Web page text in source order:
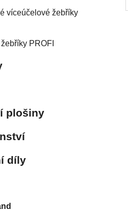
víceúčelové žebříky
PROFI
plošiny
díly